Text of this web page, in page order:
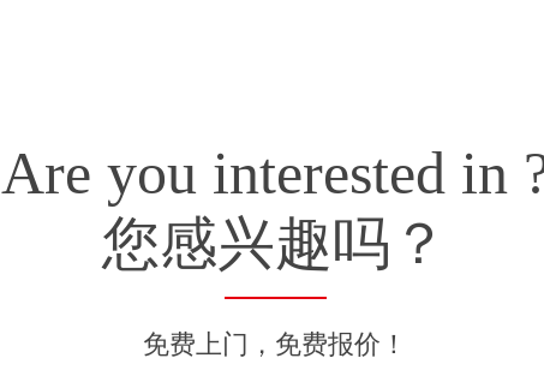
Are you interested in
您感兴趣吗？
免费上门，免费报价！